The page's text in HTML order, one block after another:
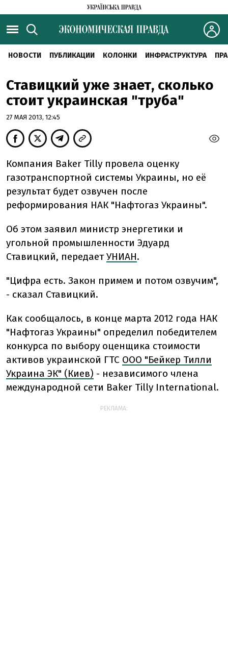
НОВОСТИ ПУБЛИКАЦИИ КОЛОНКИ ИНФРАСТРУКТУРА
Ставицкий уже знает, сколько
стоит украинская "труба"
27 МАЯ 2013, 12:45
Компания Baker Tilly провела оценку
газотранспортной системы Украины, но её
результат будет озвучен после
реформирования НАК "Нафтогаз Украины".
Об этом заявил министр энергетики и
угольной промышленности Эдуард
Ставицкий, передаетУНИАН.
"Цифра есть. Закон примем и потом озвучим",
- сказал Ставицкий.
Как сообщалось, в конце марта 2012 года НАК
"Нафтогаз Украины" определил победителем
конкурса по выбору оценщика стоимости
активов украинской ГТС ООО "Бейкер Тилли
Украина ЭК" (Киев) - независимого члена
международной сети Baker Tilly International.
РЕКЛАМА: